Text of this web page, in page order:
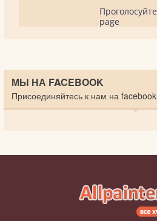
Проголосуйте
page
МЫ НА FACEBOOK
Присоединяйтесь к нам на facebook